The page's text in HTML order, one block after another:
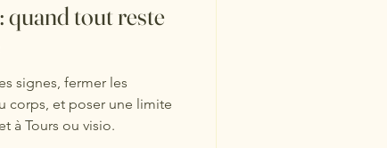
quand tout reste
signes, fermer les
corps, et poser une limite
à Tours ou visio.